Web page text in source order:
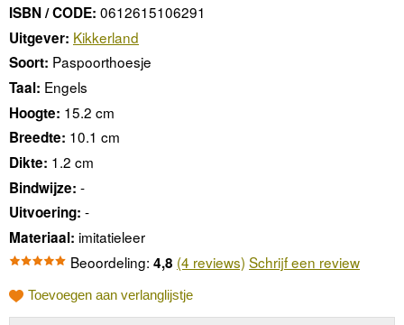
ISBN / CODE: 0612615106291
Uitgever: Kikkerland
Soort: Paspoorthoesje
Taal: Engels
Hoogte: 15.2 cm
Breedte: 10.1 cm
Dikte: 1.2 cm
Bindwijze: -
Uitvoering: -
Materiaal: imitatieleer
Beoordeling: 4,8 (4 reviews) Schrijf een review
Toevoegen aan verlanglijstje